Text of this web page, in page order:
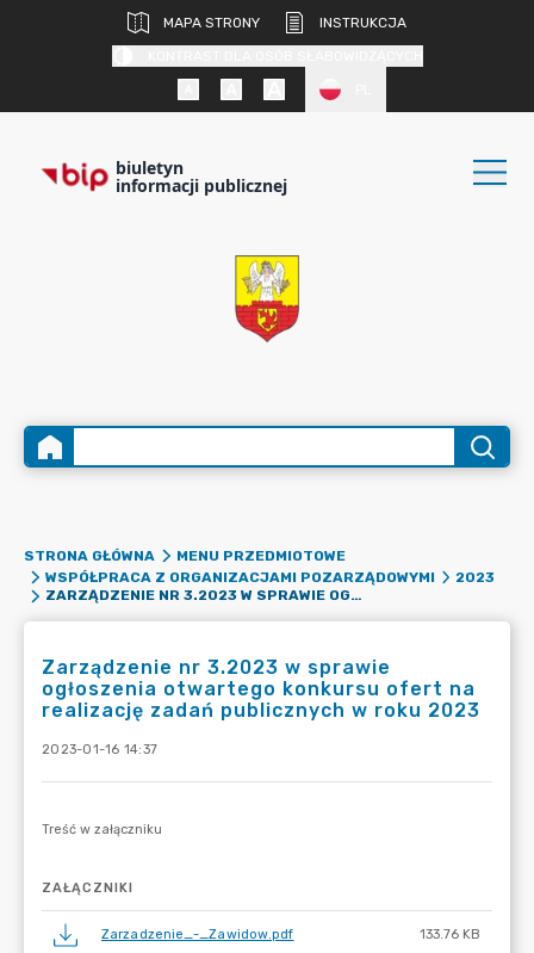
MAPA STRONY
INSTRUKCJA
biuletyn
informacji publicznej
STRONA GŁÓWNA
MENU PRZEDMIOTOWE
WSPÓŁPRACA Z ORGANIZACJAMI POZARZĄDOWYMI
2023
ZARZĄDZENIE NR 3.2023 W SPRAWIE OGŁOSZENIA OTWARTEGO KONKURSU OFERT NA REALIZACJĘ ZADAŃ PUBLICZNYCH W ROKU 2023
Zarządzenie nr 3.2023 w sprawie
ogłoszenia otwartego konkursu ofert na
realizację zadań publicznych w roku 2023
2023-01-16 14:37
ZAŁĄCZNIKI
Zarzadzenie_-_Zawidow.pdf 133.76 KB